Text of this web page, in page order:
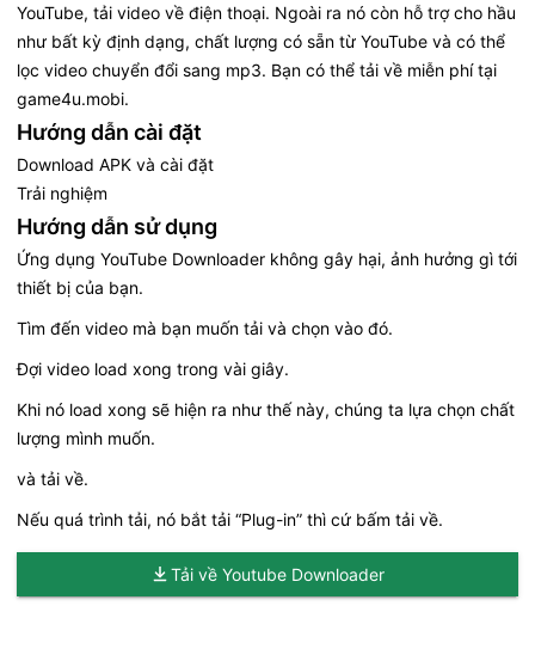
YouTube, tải video về điện thoại. Ngoài ra nó còn hỗ trợ cho hầu
như bất kỳ định dạng, chất lượng có sẵn từ YouTube và có thể
lọc video chuyển đổi sang mp3. Bạn có thể tải về miễn phí tại
game4u.mobi.
Hướng dẫn cài đặt
Download APK và cài đặt
Trải nghiệm
Hướng dẫn sử dụng
Ứng dụng YouTube Downloader không gây hại, ảnh hưởng gì tới
thiết bị của bạn.
Tìm đến video mà bạn muốn tải và chọn vào đó.
Đợi video load xong trong vài giây.
Khi nó load xong sẽ hiện ra như thế này, chúng ta lựa chọn chất
lượng mình muốn.
và tải về.
Nếu quá trình tải, nó bắt tải “Plug-in” thì cứ bấm tải về.
Tải về Youtube Downloader